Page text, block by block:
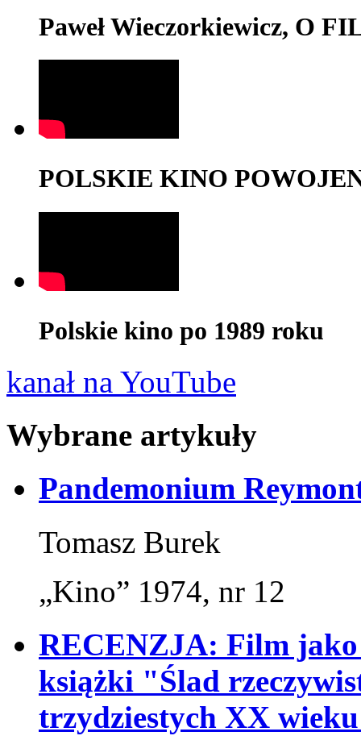
Paweł Wieczorkiewicz, O
POLSKIE KINO
Polskie kino po 1989 roku
kanał na YouTube
Wybrane artykuły
Pandemonium
Tomasz Burek
„Kino” 1974, nr 12
RECENZJA: Film jako
książki "Ślad
trzydziestych XX